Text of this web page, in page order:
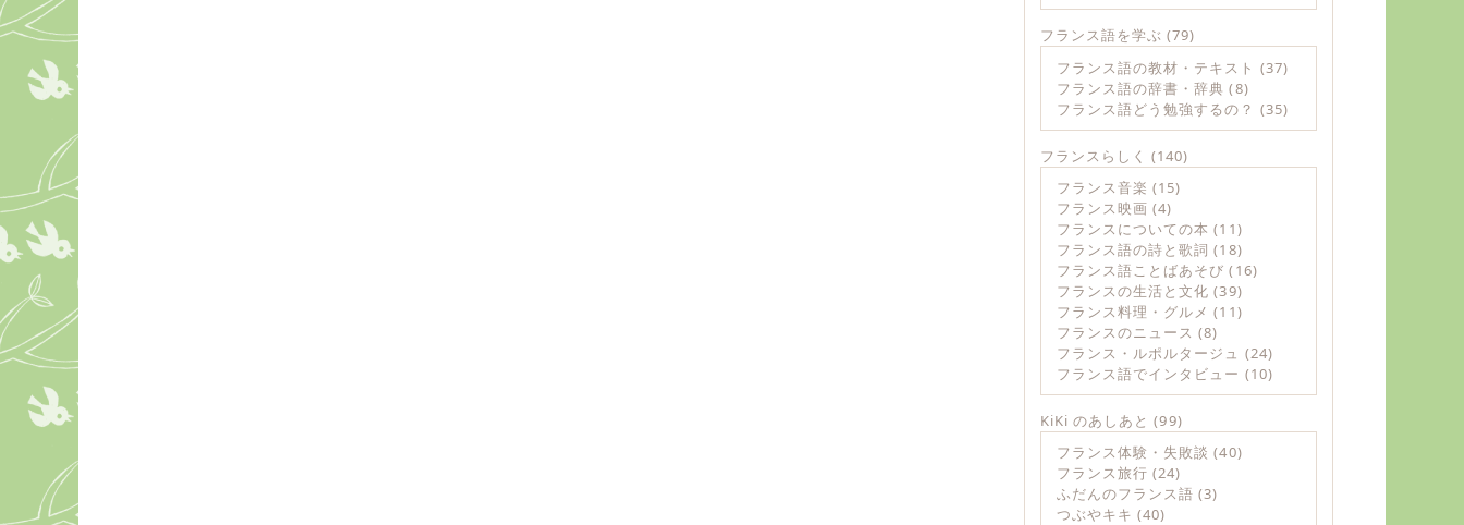
フランス語を学ぶ (79)
フランス語の教材・テキスト (37)
フランス語の辞書・辞典 (8)
フランス語どう勉強するの？ (35)
フランスらしく (140)
フランス音楽 (15)
フランス映画 (4)
フランスについての本 (11)
フランス語の詩と歌詞 (18)
フランス語ことばあそび (16)
フランスの生活と文化 (39)
フランス料理・グルメ (11)
フランスのニュース (8)
フランス・ルポルタージュ (24)
フランス語でインタビュー (10)
KiKi のあしあと (99)
フランス体験・失敗談 (40)
フランス旅行 (24)
ふだんのフランス語 (3)
つぶやキキ (40)